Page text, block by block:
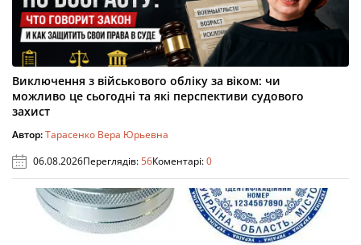
Виключення з військового обліку за віком: чи
можливо це сьогодні та які перспективи судового
захист
Автор:Тарасенко Вера Юрьевна
06.08.2026Переглядів:56Коментарі:0